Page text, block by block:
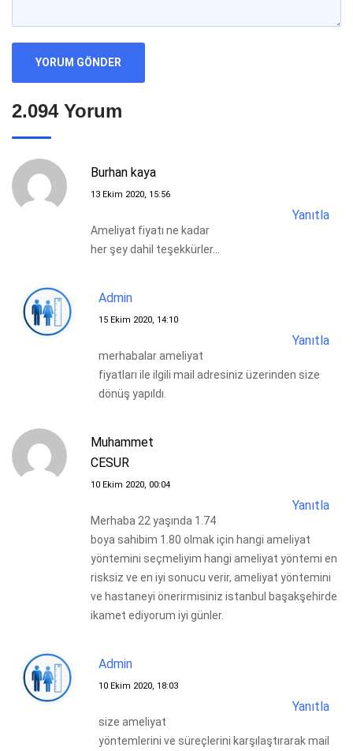
2.094 Yorum
Burhan kaya
13 Ekim 2020, 15:56
Yanıtla
Ameliyat fiyatı ne kadar
her şey dahil teşekkürler…
Admin
15 Ekim 2020, 14:10
Yanıtla
merhabalar ameliyat
fiyatları ile ilgili mail adresiniz üzerinden size
dönüş yapıldı.
Muhammet
CESUR
10 Ekim 2020, 00:04
Yanıtla
Merhaba 22 yaşında 1.74
boya sahibim 1.80 olmak için hangi ameliyat
yöntemini seçmeliyim hangi ameliyat yöntemi en
risksiz ve en iyi sonucu verir, ameliyat yöntemini
ve hastaneyi önerirmisiniz istanbul başakşehirde
ikamet ediyorum iyi günler.
Admin
10 Ekim 2020, 18:03
Yanıtla
size ameliyat
yöntemlerini ve süreçlerini karşılaştırarak mail